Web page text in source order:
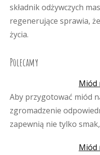
składnik odżywczych
regenerujące sprawia,
życia.
Polecamy
Miód
Aby przygotować miód
zgromadzenie
zapewnią nie tylko
Miód